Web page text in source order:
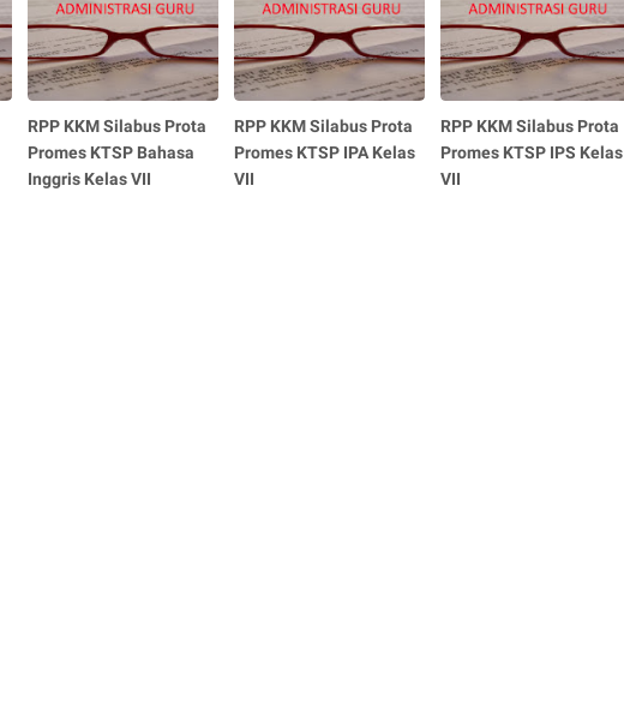
RPP KKM Silabus Prota
Promes KTSP Bahasa
Inggris Kelas VII
RPP KKM Silabus Prota
Promes KTSP IPA Kelas
VII
RPP KKM Silabus Prota
Promes KTSP IPS Kelas
VII